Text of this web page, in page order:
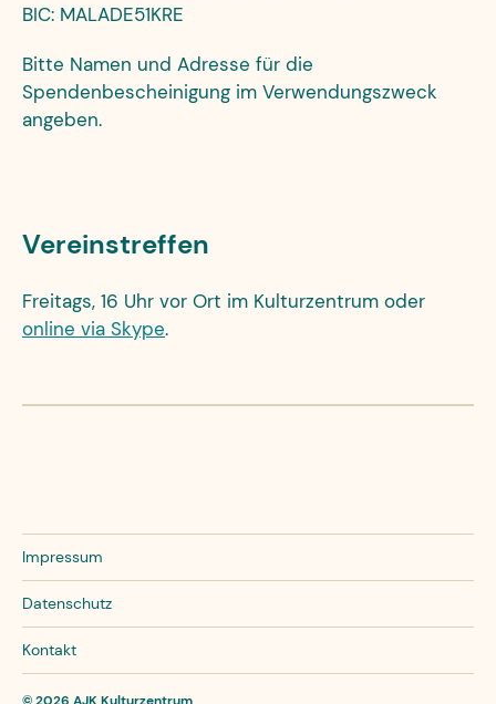
BIC: MALADE51KRE
Bitte Namen und Adresse für die
Spendenbescheinigung im Verwendungszweck
angeben.
Vereinstreffen
Freitags, 16 Uhr vor Ort im Kulturzentrum oder
online via Skype.
Impressum
Datenschutz
Kontakt
© 2026 AJK Kulturzentrum